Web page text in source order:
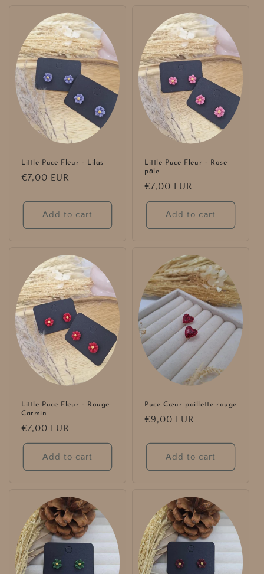
Little Puce Fleur - Lilas
Regular
€7,00 EUR
Add to cart
Little Puce Fleur - Rose
pâle
Regular
price
€7,00 EUR
Add to cart
Little Puce Fleur - Rouge
Carmin
Regular
price
€7,00 EUR
Add to cart
Puce Cœur paillette rouge
Regular
€9,00 EUR
Add to cart